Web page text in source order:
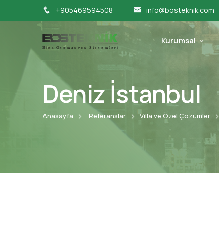
+905469594508 info@bosteknik.com
Kurumsal
Deniz İstanbul
Anasayfa Referanslar Villa ve Özel Çözümler